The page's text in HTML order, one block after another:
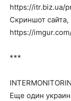
https://itr.biz.ua/
Скриншот сайта,
https://
***
Еще один